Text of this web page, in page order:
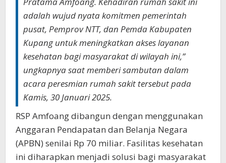
adalah wujud nyata komitmen pemerintah
pusat, Pemprov NTT, dan Pemda Kabupaten
Kupang untuk meningkatkan akses layanan
kesehatan bagi masyarakat di wilayah ini,”
ungkapnya saat memberi sambutan dalam
acara peresmian rumah sakit tersebut pada
Kamis, 30 Januari 2025.
RSP Amfoang dibangun dengan menggunakan
Anggaran Pendapatan dan Belanja Negara
(APBN) senilai Rp 70 miliar. Fasilitas kesehatan
ini diharapkan menjadi solusi bagi masyarakat